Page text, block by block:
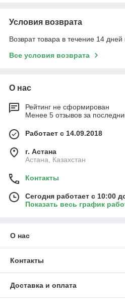
Условия возврата
Возврат товара в течение 14 дней
Все условия возврата
О нас
Рейтинг не сформирован
Менее 5 отзывов за
Работает с 14.09.2018
г. Астана
Астана, Казахстан
Контакты
Сегодня работает с 10:00
Показать весь график
О нас
Контакты
Доставка и оплата